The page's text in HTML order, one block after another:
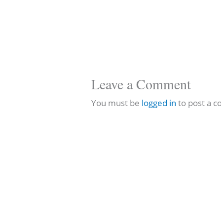
Leave a Comment
You must be logged in to post a